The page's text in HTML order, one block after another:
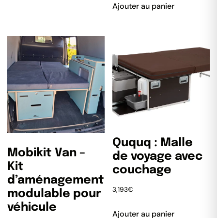
Ajouter au panier
Mobikit Van –
Kit
d’aménagement
modulable pour
véhicule
Ququq : Malle
de voyage avec
couchage
3,193€
Ajouter au panier